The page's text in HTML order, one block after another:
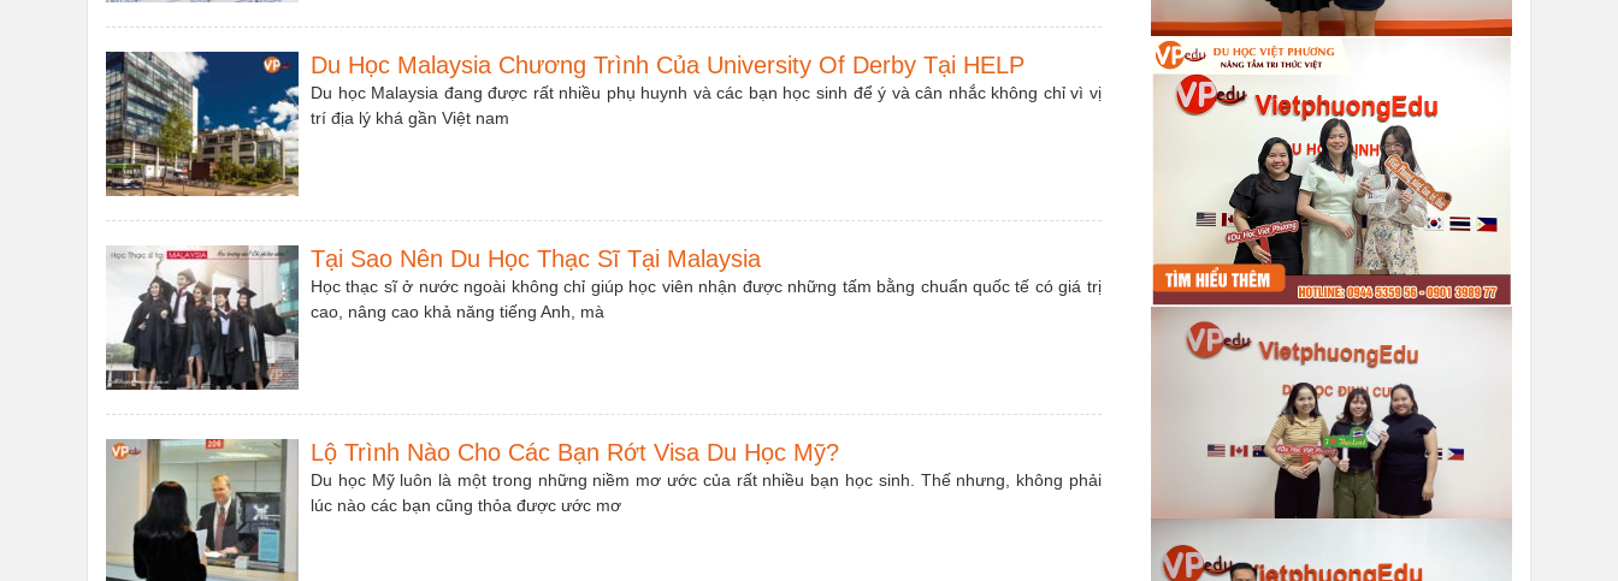
Du Học Malaysia Chương Trình Của University Of Derby Tại HELP
Du học Malaysia đang được rất nhiều phụ huynh và các bạn học sinh để ý và cân nhắc không chỉ vì vị
trí địa lý khá gần Việt nam
Tại Sao Nên Du Học Thạc Sĩ Tại Malaysia
Học thạc sĩ ở nước ngoài không chỉ giúp học viên nhận được những tấm bằng chuẩn quốc tế có giá trị
cao, nâng cao khả năng tiếng Anh, mà
Lộ Trình Nào Cho Các Bạn Rớt Visa Du Học Mỹ?
Du học Mỹ luôn là một trong những niềm mơ ước của rất nhiều bạn học sinh. Thế nhưng, không phải
lúc nào các bạn cũng thỏa được ước mơ